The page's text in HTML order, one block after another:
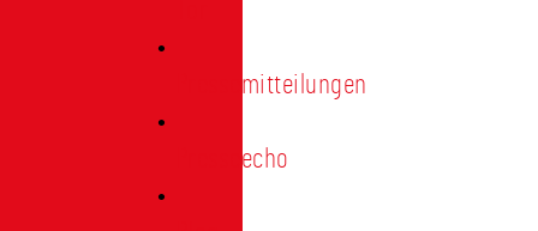
Pressemitteilungen
Presseecho